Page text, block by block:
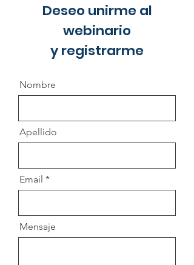
Deseo unirme al
webinario
y registrarme
Nombre
Apellido
Email
Mensaje